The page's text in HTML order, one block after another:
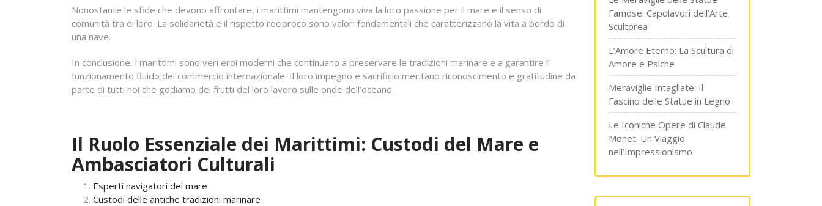
Nonostante le sfide che devono affrontare, i marittimi mantengono viva la loro passione per il mare e il senso di
comunità tra di loro. La solidarietà e il rispetto reciproco sono valori fondamentali che caratterizzano la vita a bordo di
una nave.
In conclusione, i marittimi sono veri eroi moderni che continuano a preservare le tradizioni marinare e a garantire il
funzionamento fluido del commercio internazionale. Il loro impegno e sacrificio meritano riconoscimento e gratitudine da
parte di tutti noi che godiamo dei frutti del loro lavoro sulle onde dell’oceano.
Il Ruolo Essenziale dei Marittimi: Custodi del Mare e
Ambasciatori Culturali
Esperti navigatori del mare
Custodi delle antiche tradizioni marinare
Famose: Capolavori dell’Arte
Scultorea
L’Amore Eterno: La Scultura di
Amore e Psiche
Meraviglie Intagliate: Il
Fascino delle Statue in Legno
Le Iconiche Opere di Claude
Monet: Un Viaggio
nell’Impressionismo